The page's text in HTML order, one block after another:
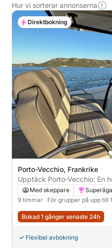
Hur vi sorterar annonserna
Porto-Vecchio, Frankrike
Upptäck Porto-Vecchio: En
motorbåt
Med skeppare
9 timmar · För grupper på upp till
Bokad 1 gånger senaste 24h
Flexibel avbokning
Direktbokning